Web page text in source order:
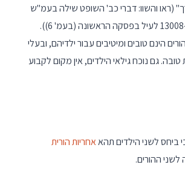
(ראו והשוו: דברי כב' השופט שילה בעמ"ש
(ת"א) 13008-02-21 לעיל בפסקה הראשונה (בעמ' 6)).
הינם טובים ומיטיבים עבור ילדיהם, ובעלי
טובה. גם נוכח גילאי הילדים, אין מקום לקבוע
ביחס לשני הילדים תהאאחריות הורית
לשני ההורים.